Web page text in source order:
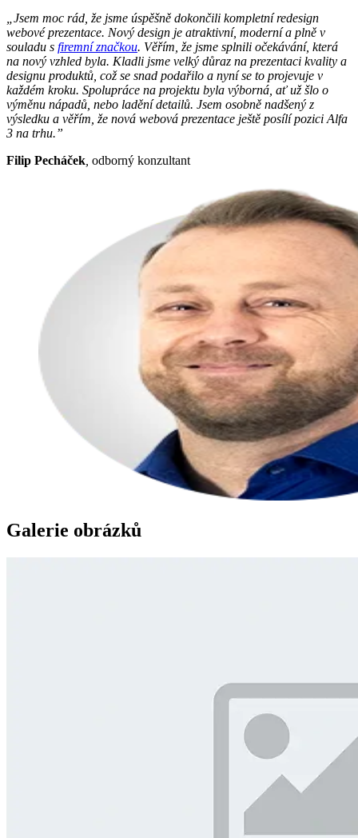
„Jsem moc rád, že jsme úspěšně dokončili kompletní redesign
webové prezentace. Nový design je atraktivní, moderní a plně v
souladu s firemní značkou. Věřím, že jsme splnili očekávání, která
na nový vzhled byla. Kladli jsme velký důraz na prezentaci kvality a
designu produktů, což se snad podařilo a nyní se to projevuje v
každém kroku. Spolupráce na projektu byla výborná, ať už šlo o
výměnu nápadů, nebo ladění detailů. Jsem osobně nadšený z
výsledku a věřím, že nová webová prezentace ještě posílí pozici Alfa
3 na trhu.”
Filip Pecháček odborný konzultant
Galerie obrázků